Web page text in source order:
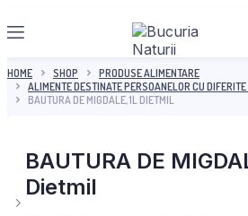
HOME SHOP
PRODUSE ALIMENTARE
ALIMENTE DESTINATE PERSOANELOR CU
BAUTURA DE MIGDALE, 1L DIETMIL
BAUTURA DE
Dietmil